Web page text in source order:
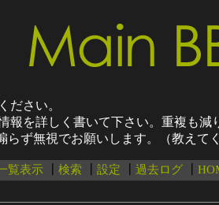
ださい。
報を詳しく書いて下さい。重複も減
ず無視でお願いします。（教えて
覧表示 検索 設定 過去ログ